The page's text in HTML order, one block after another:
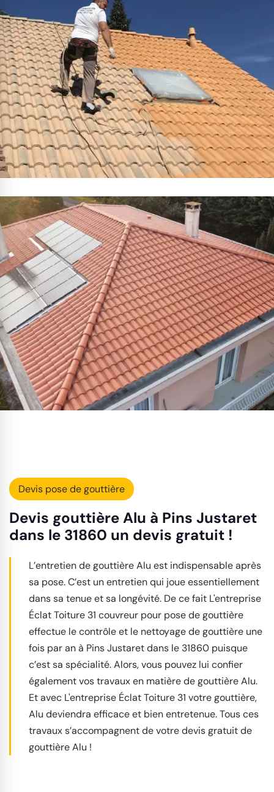
Devis pose de gouttière
Devis gouttière Alu à Pins Justaret
dans le 31860 un devis gratuit !
L’entretien de gouttière Alu est indispensable après
sa pose. C’est un entretien qui joue essentiellement
dans sa tenue et sa longévité. De ce fait L'entreprise
Éclat Toiture 31 couvreur pour pose de gouttière
effectue le contrôle et le nettoyage de gouttière une
fois par an à Pins Justaret dans le 31860 puisque
c’est sa spécialité. Alors, vous pouvez lui confier
également vos travaux en matière de gouttière Alu.
Et avec L'entreprise Éclat Toiture 31 votre gouttière,
Alu deviendra efficace et bien entretenue. Tous ces
travaux s’accompagnent de votre devis gratuit de
gouttière Alu !